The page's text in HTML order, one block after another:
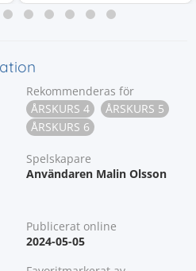
Rekommenderas för
ÅRSKURS 4
ÅRSKURS 5
ÅRSKURS 6
Spelskapare
Användaren Malin Olsson
Publicerat online
2024-05-05